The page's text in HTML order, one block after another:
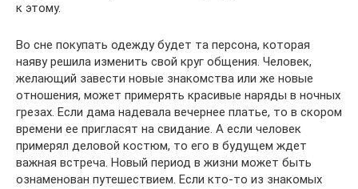
к этому.
Во сне покупать одежду будет та персона, которая
наяву решила изменить свой круг общения. Человек,
желающий завести новые знакомства или же новые
отношения, может примерять красивые наряды в ночных
грезах. Если дама надевала вечернее платье, то в скором
времени ее пригласят на свидание. А если человек
примерял деловой костюм, то его в будущем ждет
важная встреча. Новый период в жизни может быть
ознаменован путешествием. Если кто-то из знакомых